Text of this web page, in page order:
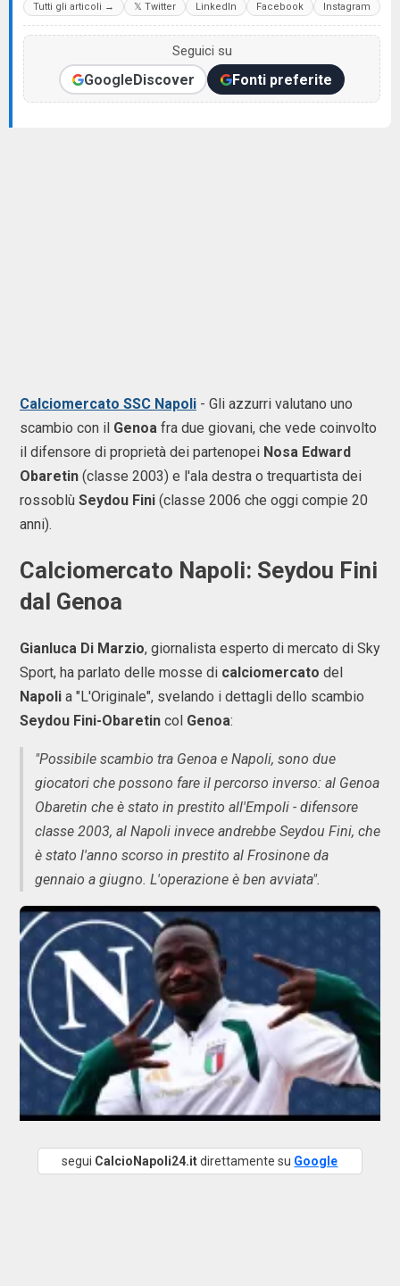
Tutti gli articoli → 𝕏 Twitter LinkedIn Facebook Instagram
Seguici su
GoogleDiscover Fonti preferite
Calciomercato SSC Napoli - Gli azzurri valutano uno
scambio con il Genoa fra due giovani, che vede coinvolto
il difensore di proprietà dei partenopei Nosa Edward
Obaretin (classe 2003) e l'ala destra o trequartista dei
rossoblù Seydou Fini (classe 2006 che oggi compie 20
anni).
Calciomercato Napoli: Seydou Fini
dal Genoa
Gianluca Di Marzio, giornalista esperto di mercato di Sky
Sport, ha parlato delle mosse di calciomercato del
Napoli a "L'Originale", svelando i dettagli dello scambio
Seydou Fini-Obaretin col Genoa:
"Possibile scambio tra Genoa e Napoli, sono due
giocatori che possono fare il percorso inverso: al Genoa
Obaretin che è stato in prestito all'Empoli - difensore
classe 2003, al Napoli invece andrebbe Seydou Fini, che
è stato l'anno scorso in prestito al Frosinone da
gennaio a giugno. L'operazione è ben avviata".
segui CalcioNapoli24.itdirettamente su Google